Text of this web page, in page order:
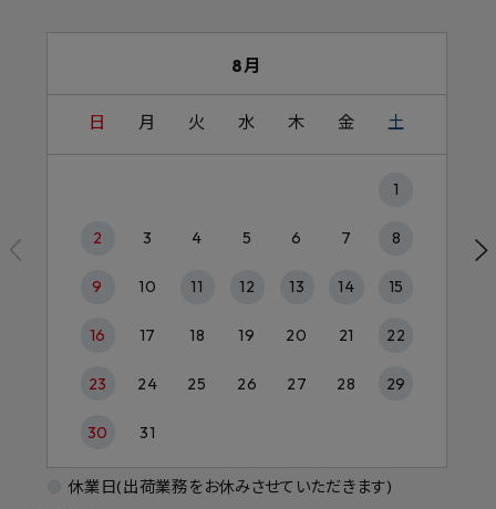
8月
日 月 火 水 木 金 土
1
2 3 4 5 6 7 8
9 10 11 12 13 14 15
16 17 18 19 20 21 22
23 24 25 26 27 28 29
30 31
休業日(出荷業務をお休みさせていただきます)